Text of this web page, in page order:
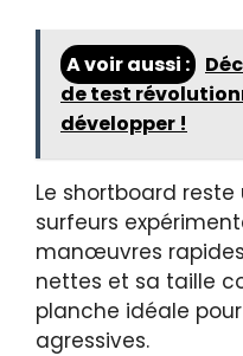
A voir aussi :
de test
développer !
Le shortboard reste
surfeurs
manœuvres
nettes et sa taille
planche idéale
agressives.